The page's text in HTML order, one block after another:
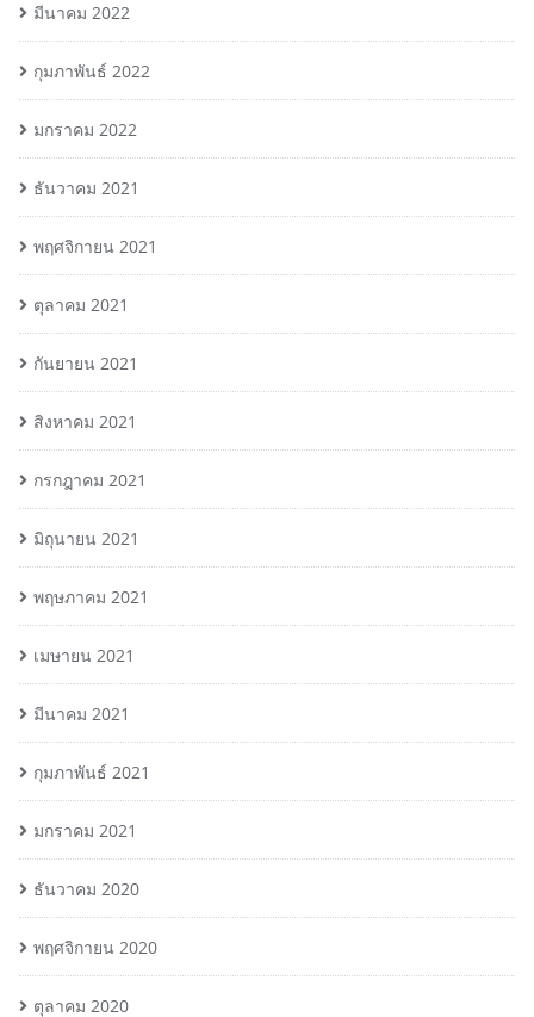
มีนาคม 2022
กุมภาพันธ์ 2022
มกราคม 2022
ธันวาคม 2021
พฤศจิกายน 2021
ตุลาคม 2021
กันยายน 2021
สิงหาคม 2021
กรกฎาคม 2021
มิถุนายน 2021
พฤษภาคม 2021
เมษายน 2021
มีนาคม 2021
กุมภาพันธ์ 2021
มกราคม 2021
ธันวาคม 2020
พฤศจิกายน 2020
ตุลาคม 2020